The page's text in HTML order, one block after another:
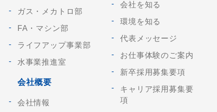
ガス・メカトロ部
FA・マシン部
ライフアップ事業部
水事業推進室
会社概要
会社情報
会社を知る
環境を知る
代表メッセージ
お仕事体験のご案内
新卒採用募集要項
キャリア採用募集要
項